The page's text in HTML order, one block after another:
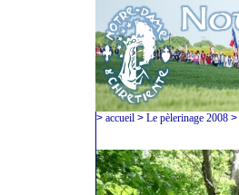
> accueil > Le pèlerinage 2008 >